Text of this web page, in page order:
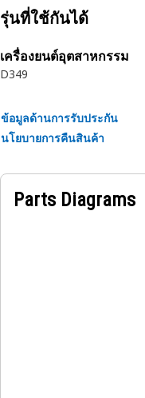
รุ่นที่ใช้กันได้
เครื่องยนต์อุตสาหกรรม
D349
ข้อมูลด้านการรับประกัน
นโยบายการคืนสินค้า
Parts Diagrams